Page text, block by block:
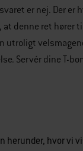
er nej. Der er
at denne ret
utroligt
Servér dine T-
herunder, hvor vi